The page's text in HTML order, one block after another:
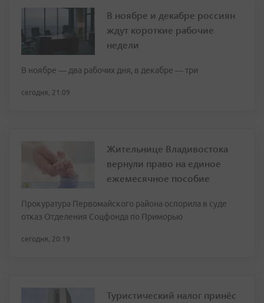
В ноябре и декабре россиян
ждут короткие рабочие
недели
В ноябре — два рабочих дня, в декабре — три
сегодня, 21:09
Жительнице Владивостока
вернули право на единое
ежемесячное пособие
Прокуратура Первомайского района оспорила в суде
отказ Отделения Соцфонда по Приморью
сегодня, 20:19
Туристический налог принёс